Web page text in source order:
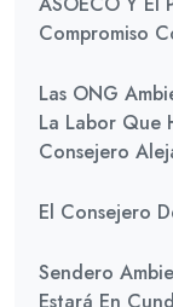
Compromiso
Las ONG
La Labor Que
Consejero
El Consejero
Sendero